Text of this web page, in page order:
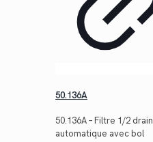
50.136A
50.136A – Filtre 1/2 drain
automatique avec bol